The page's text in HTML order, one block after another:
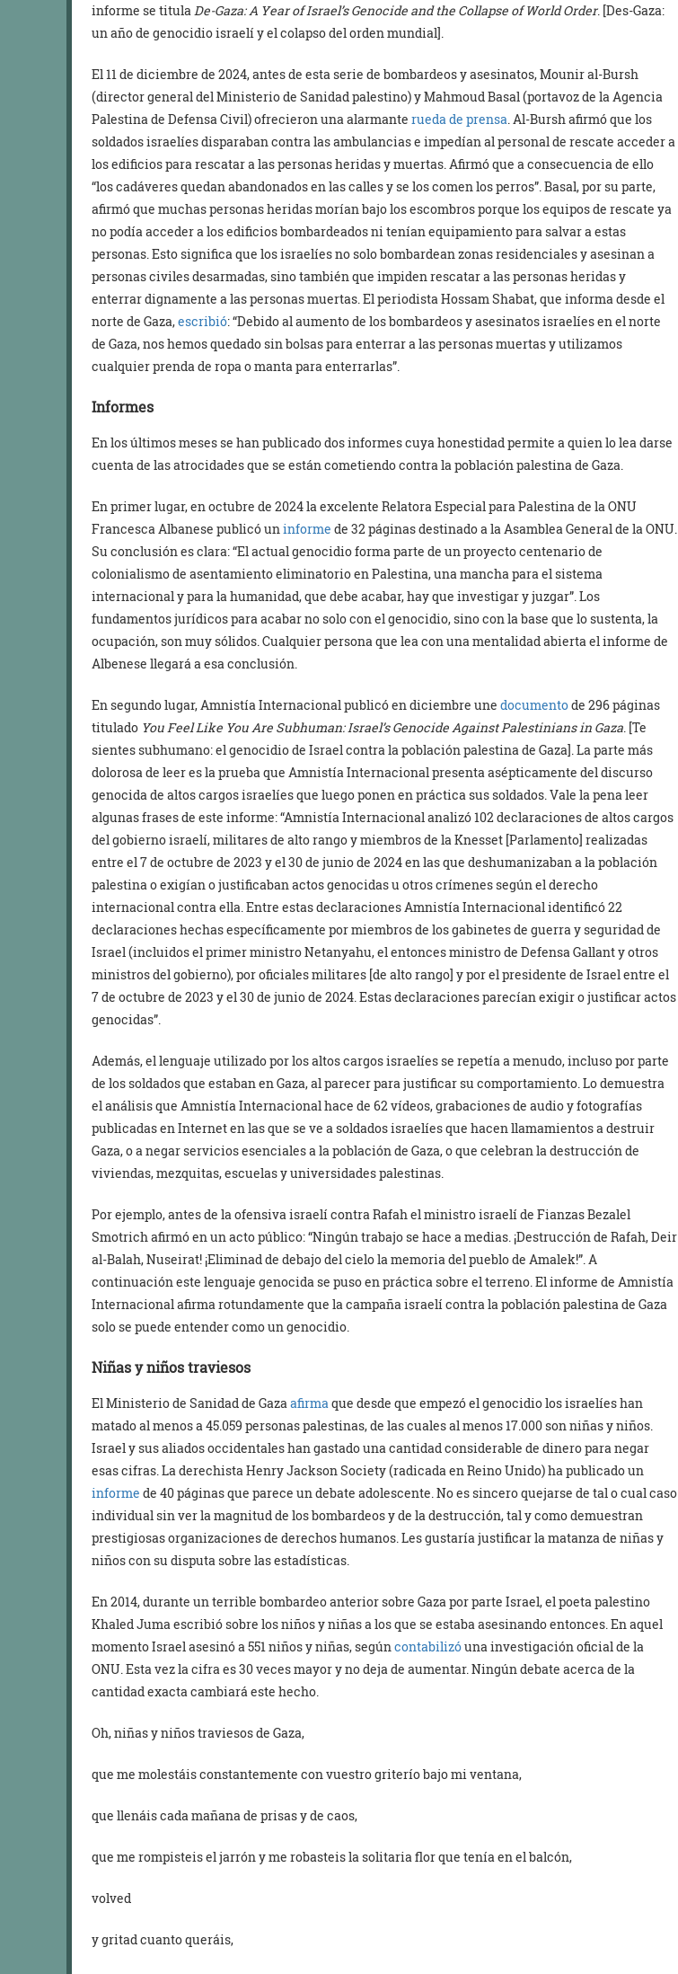
informe se titula De-Gaza: A Year of Israel’s Genocide and the Collapse of World Order. [Des-Gaza:
un año de genocidio israelí y el colapso del orden mundial].
El 11 de diciembre de 2024, antes de esta serie de bombardeos y asesinatos, Mounir al-Bursh
(director general del Ministerio de Sanidad palestino) y Mahmoud Basal (portavoz de la Agencia
Palestina de Defensa Civil) ofrecieron una alarmante rueda de prensa . Al-Bursh afirmó que los
soldados israelíes disparaban contra las ambulancias e impedían al personal de rescate acceder a
los edificios para rescatar a las personas heridas y muertas. Afirmó que a consecuencia de ello
“los cadáveres quedan abandonados en las calles y se los comen los perros”. Basal, por su parte,
afirmó que muchas personas heridas morían bajo los escombros porque los equipos de rescate ya
no podía acceder a los edificios bombardeados ni tenían equipamiento para salvar a estas
personas. Esto significa que los israelíes no solo bombardean zonas residenciales y asesinan a
personas civiles desarmadas, sino también que impiden rescatar a las personas heridas y
enterrar dignamente a las personas muertas. El periodista Hossam Shabat, que informa desde el
norte de Gaza,escribió: “Debido al aumento de los bombardeos y asesinatos israelíes en el norte
de Gaza, nos hemos quedado sin bolsas para enterrar a las personas muertas y utilizamos
cualquier prenda de ropa o manta para enterrarlas”.
Informes
En los últimos meses se han publicado dos informes cuya honestidad permite a quien lo lea darse
cuenta de las atrocidades que se están cometiendo contra la población palestina de Gaza.
En primer lugar, en octubre de 2024 la excelente Relatora Especial para Palestina de la ONU
Francesca Albanese publicó uninforme de 32 páginas destinado a la Asamblea General de la ONU.
Su conclusión es clara: “El actual genocidio forma parte de un proyecto centenario de
colonialismo de asentamiento eliminatorio en Palestina, una mancha para el sistema
internacional y para la humanidad, que debe acabar, hay que investigar y juzgar”. Los
fundamentos jurídicos para acabar no solo con el genocidio, sino con la base que lo sustenta, la
ocupación, son muy sólidos. Cualquier persona que lea con una mentalidad abierta el informe de
Albenese llegará a esa conclusión.
En segundo lugar, Amnistía Internacional publicó en diciembre une documentode 296 páginas
titulado You Feel Like You Are Subhuman: Israel’s Genocide Against Palestinians in Gaza. [Te
sientes subhumano: el genocidio de Israel contra la población palestina de Gaza]. La parte más
dolorosa de leer es la prueba que Amnistía Internacional presenta asépticamente del discurso
genocida de altos cargos israelíes que luego ponen en práctica sus soldados. Vale la pena leer
algunas frases de este informe: “Amnistía Internacional analizó 102 declaraciones de altos cargos
del gobierno israelí, militares de alto rango y miembros de la Knesset [Parlamento] realizadas
entre el 7 de octubre de 2023 y el 30 de junio de 2024 en las que deshumanizaban a la población
palestina o exigían o justificaban actos genocidas u otros crímenes según el derecho
internacional contra ella. Entre estas declaraciones Amnistía Internacional identificó 22
declaraciones hechas específicamente por miembros de los gabinetes de guerra y seguridad de
Israel (incluidos el primer ministro Netanyahu, el entonces ministro de Defensa Gallant y otros
ministros del gobierno), por oficiales militares [de alto rango] y por el presidente de Israel entre el
7 de octubre de 2023 y el 30 de junio de 2024. Estas declaraciones parecían exigir o justificar actos
genocidas”.
Además, el lenguaje utilizado por los altos cargos israelíes se repetía a menudo, incluso por parte
de los soldados que estaban en Gaza, al parecer para justificar su comportamiento. Lo demuestra
el análisis que Amnistía Internacional hace de 62 vídeos, grabaciones de audio y fotografías
publicadas en Internet en las que se ve a soldados israelíes que hacen llamamientos a destruir
Gaza, o a negar servicios esenciales a la población de Gaza, o que celebran la destrucción de
viviendas, mezquitas, escuelas y universidades palestinas.
Por ejemplo, antes de la ofensiva israelí contra Rafah el ministro israelí de Fianzas Bezalel
Smotrich afirmó en un acto público: “Ningún trabajo se hace a medias. ¡Destrucción de Rafah, Deir
al-Balah, Nuseirat! ¡Eliminad de debajo del cielo la memoria del pueblo de Amalek!”. A
continuación este lenguaje genocida se puso en práctica sobre el terreno. El informe de Amnistía
Internacional afirma rotundamente que la campaña israelí contra la población palestina de Gaza
solo se puede entender como un genocidio.
Niñas y niñostraviesos
El Ministerio de Sanidad de Gazaafirmaque desde que empezó el genocidio los israelíes han
matado al menos a 45.059 personas palestinas, de las cuales al menos 17.000 son niñas y niños.
Israel y sus aliados occidentales han gastado una cantidad considerable de dinero para negar
esas cifras. La derechista Henry Jackson Society (radicada en Reino Unido) ha publicado un
informe de 40 páginas que parece un debate adolescente. No es sincero quejarse de tal o cual caso
individual sin ver la magnitud de los bombardeos y de la destrucción, tal y como demuestran
prestigiosas organizaciones de derechos humanos. Les gustaría justificar la matanza de niñas y
niños con su disputa sobre las estadísticas.
En 2014, durante un terrible bombardeo anterior sobre Gaza por parte Israel, el poeta palestino
Khaled Juma escribió sobre los niños y niñas a los que se estaba asesinando entonces. En aquel
momento Israel asesinó a 551 niños y niñas, segúncontabilizóuna investigación oficial de la
ONU. Esta vez la cifra es 30 veces mayor y no deja de aumentar. Ningún debate acerca de la
cantidad exacta cambiará este hecho.
Oh, niñas y niños traviesos de Gaza,
que me molestáis constantemente con vuestro griterío bajo mi ventana,
que llenáis cada mañana de prisas y de caos,
que me rompisteis el jarrón y me robasteis la solitaria flor que tenía en el balcón,
volved
y gritad cuanto queráis,